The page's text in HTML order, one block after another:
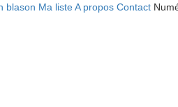
blason Ma listeA propos Contact